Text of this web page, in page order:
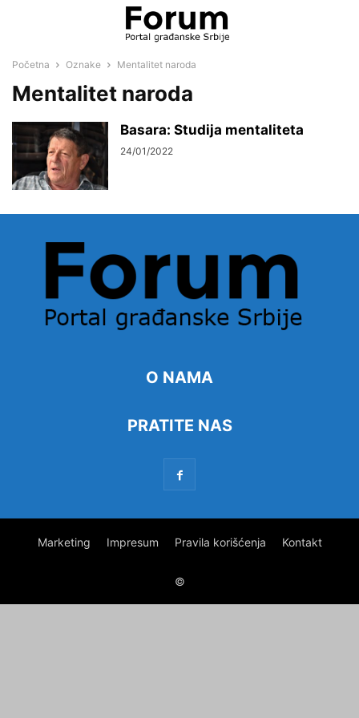
Početna Oznake Mentalitet naroda
Mentalitet naroda
Basara: Studija mentaliteta
24/01/2022
O NAMA
PRATITE NAS
Marketing Impresum Pravila korišćenja Kontakt
©